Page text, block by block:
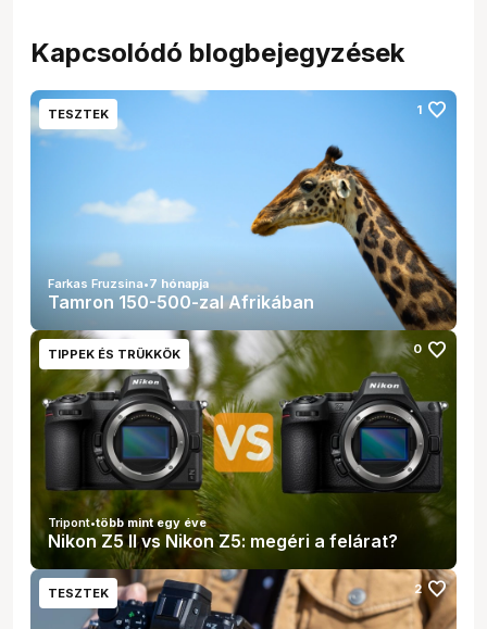
Kapcsolódó blogbejegyzések
TESZTEK 1 favorite
Tamron 150-500-zal Afrikában
Farkas Fruzsina•7 hónapja
TIPPEK ÉS TRÜKKÖK 0 favorite
Nikon Z5 II vs Nikon Z5: megéri a felárat?
Tripont•több mint egy éve
TESZTEK 2 favorite